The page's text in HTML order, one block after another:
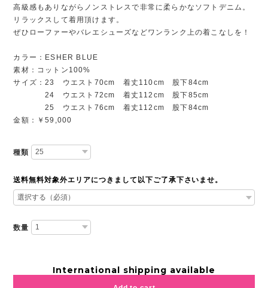
高級感もありながらノンストレスで非常に柔らかなソフトデニム。
リラックスして着用頂けます。
ぜひローファーやバレエシューズなどワンランク上の着こなしを！
カラー：ESHER BLUE
素材：コットン100%
サイズ：23 ウエスト70cm 着丈110cm 股下84cm
24 ウエスト72cm 着丈112cm 股下85cm
25 ウエスト76cm 着丈112cm 股下84cm
金額：￥59,000
種類
送料無料対象外エリアにつきまして以下ご了承下さいませ。
数量
International shipping available